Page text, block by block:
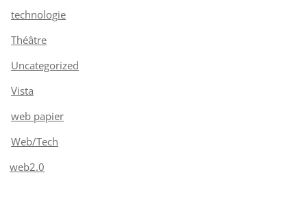
technologie
Théâtre
Uncategorized
Vista
web papier
Web/Tech
web2.0